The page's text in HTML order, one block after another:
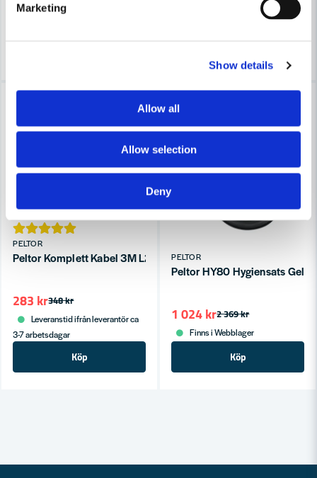
Marketing
Show details
Allow all
Allow selection
Deny
Leveranstid ifrån leverantör ca
PELTOR
Peltor Komplett Kabel 3M L201AX-03/SP
348 kr
283 kr
Leveranstid ifrån leverantör ca
3-7 arbetsdagar
Köp
PELTOR
Peltor HY80 Hygiensats
2 369 kr
1 024 kr
Finns i Webblager
Köp